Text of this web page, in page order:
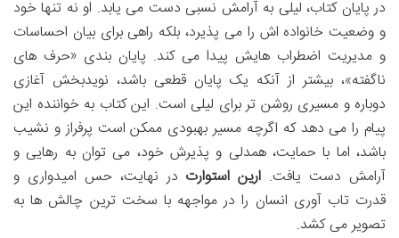
در پایان کتاب، لیلی به آرامش نسبی دست می یابد. او نه تنها خود
و وضعیت خانواده اش را می پذیرد، بلکه راهی برای بیان احساسات
و مدیریت اضطراب هایش پیدا می کند. پایان بندی «حرف های
ناگفته»، بیشتر از آنکه یک پایان قطعی باشد، نویدبخش آغازی
دوباره و مسیری روشن تر برای لیلی است. این کتاب به خواننده این
پیام را می دهد که اگرچه مسیر بهبودی ممکن است پرفراز و نشیب
باشد، اما با حمایت، همدلی و پذیرش خود، می توان به رهایی و
آرامش دست یافت. ارین استوارت در نهایت، حس امیدواری و
قدرت تاب آوری انسان را در مواجهه با سخت ترین چالش ها به
تصویر می کشد.